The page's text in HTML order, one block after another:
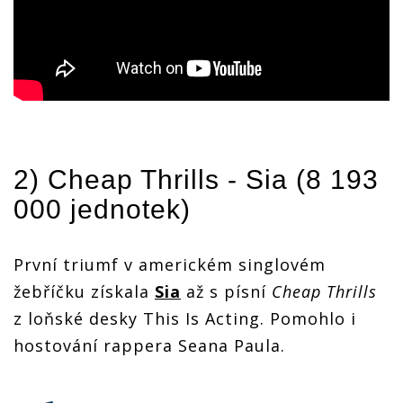
2) Cheap Thrills - Sia (8 193
000 jednotek)
První triumf v americkém singlovém
žebříčku získala Sia až s písní Cheap Thrills
z loňské desky This Is Acting. Pomohlo i
hostování rappera Seana Paula.